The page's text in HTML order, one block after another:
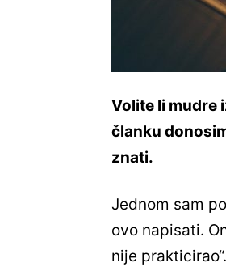
Volite li mudre
članku
znati.
Jednom sam
ovo napisati.
nije